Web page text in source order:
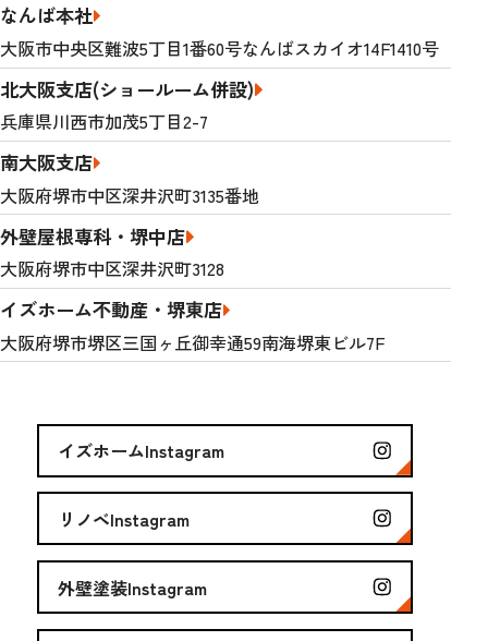
なんば本社
大阪市中央区難波5丁目1番60号なんばスカイオ14F1410号
北大阪支店(ショールーム併設)
兵庫県川西市加茂5丁目2-7
南大阪支店
大阪府堺市中区深井沢町3135番地
外壁屋根専科・堺中店
大阪府堺市中区深井沢町3128
イズホーム不動産・堺東店
大阪府堺市堺区三国ヶ丘御幸通59南海堺東ビル7F
イズホームInstagram
リノベInstagram
外壁塗装Instagram